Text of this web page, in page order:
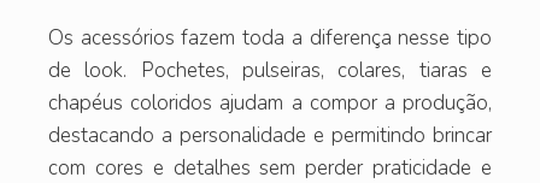
Os acessórios fazem toda a diferença nesse tipo
de look. Pochetes, pulseiras, colares, tiaras e
chapéus coloridos ajudam a compor a produção,
destacando a personalidade e permitindo brincar
com cores e detalhes sem perder praticidade e